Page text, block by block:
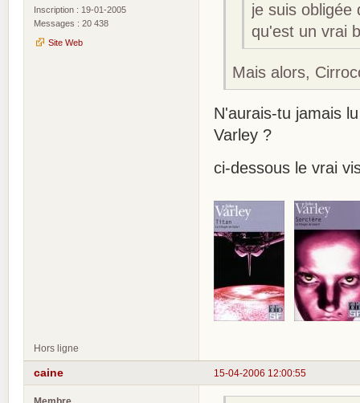
Inscription : 19-01-2005
Messages : 20 438
Site Web
je suis obligée
qu'est un vrai
Mais alors,
N'aurais-tu jamais
Varley ?
ci-dessous le vrai
Hors ligne
15-04-2006 12:00:55
caine